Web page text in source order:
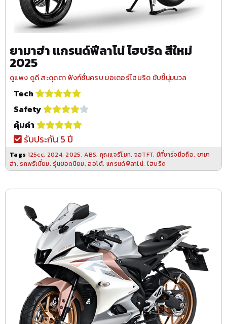
ยามาฮ่า แกรนด์ฟีลาโน่ ไฮบริด สีใหม่
2025
ดูแพง ดูดี สะดุดตา ฟังก์ชั่นครบ มอเตอร์ไฮบริด ขับขี้นุ่มนวล
Tech
Safety
คุ้มค่า
รับประกัน 5 ปี
Tags 125cc, 2024, 2025,ABS, กุญแจรีโมท, จอTFT, มีที่ชาร์จมือถือ, ยามา
ฮ่า,รถพรีเมี่ยม,รุ่นยอดนิยม,ออโต้,แกรนด์ฟิลาโน่, ไฮบริด